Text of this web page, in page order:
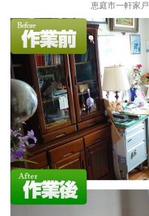
恵庭市一軒家